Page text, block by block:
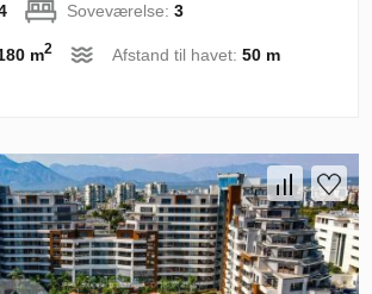
Soveværelse:3
m2 Afstand til havet:50 m